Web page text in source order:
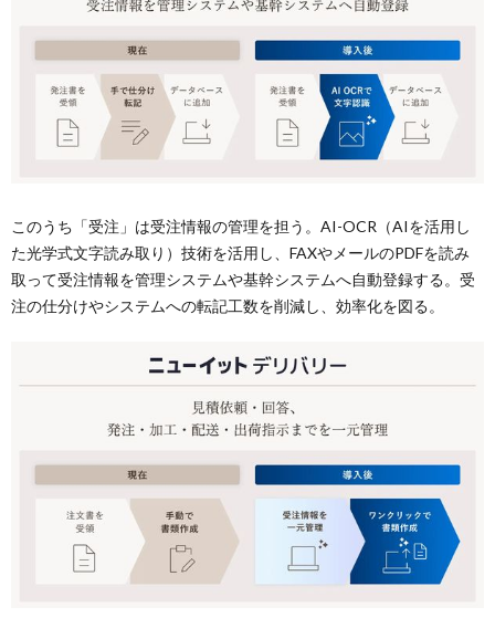
このうち「受注」は受注情報の管理を担う。AI-OCR（AIを活用し
た光学式文字読み取り）技術を活用し、FAXやメールのPDFを読み
取って受注情報を管理システムや基幹システムへ自動登録する。受
注の仕分けやシステムへの転記工数を削減し、効率化を図る。